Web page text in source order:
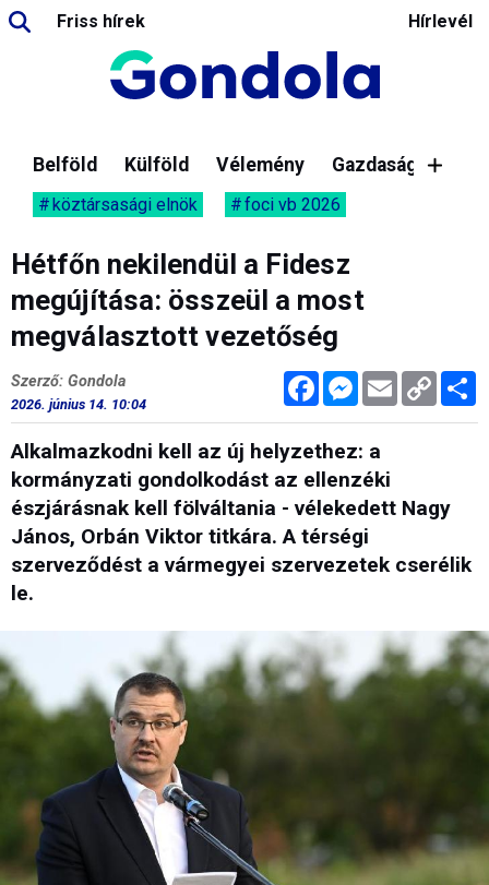
Friss hírek Hírlevél
Belföld Külföld Vélemény Gazdaság
köztársasági elnök foci vb 2026
Hétfőn nekilendül a Fidesz
megújítása: összeül a most
megválasztott vezetőség
FacebookMessenger
Email Copy
Link
Szerző: Gondola
2026. június 14. 10:04
Alkalmazkodni kell az új helyzethez: a
kormányzati gondolkodást az ellenzéki
észjárásnak kell fölváltania - vélekedett Nagy
János, Orbán Viktor titkára. A térségi
szerveződést a vármegyei szervezetek cserélik
le.